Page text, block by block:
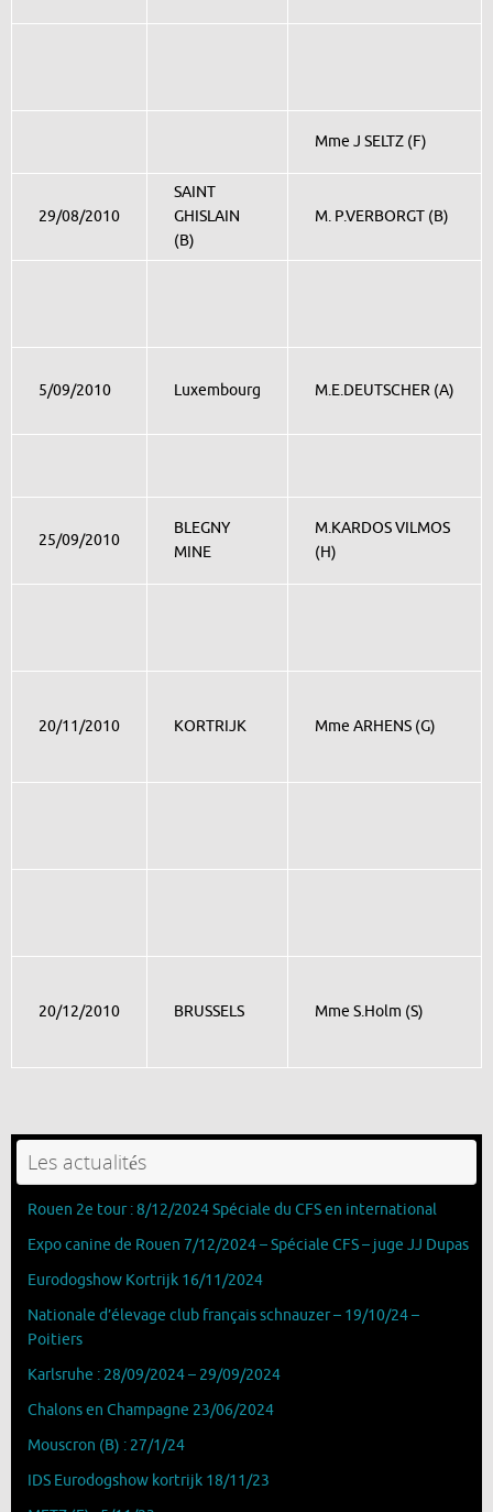
Mme J SELTZ (F)
29/08/2010
SAINT
GHISLAIN
(B)
M. P.VERBORGT (B)
5/09/2010 Luxembourg M.E.DEUTSCHER (A)
25/09/2010
BLEGNY
MINE
M.KARDOS VILMOS
(H)
20/11/2010 KORTRIJK Mme ARHENS (G)
20/12/2010 BRUSSELS Mme S.Holm (S)
Les actualités
Rouen 2e tour : 8/12/2024 Spéciale du CFS en international
Expo canine de Rouen 7/12/2024 – Spéciale CFS – juge JJ Dupas
Eurodogshow Kortrijk 16/11/2024
Nationale d’élevage club français schnauzer – 19/10/24 –
Poitiers
Karlsruhe : 28/09/2024 – 29/09/2024
Chalons en Champagne 23/06/2024
Mouscron (B) : 27/1/24
IDS Eurodogshow kortrijk 18/11/23